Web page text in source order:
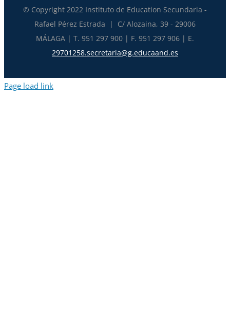
© Copyright 2022 Instituto de Education Secundaria -
Rafael Pérez Estrada | C/ Alozaina, 39 - 29006
MÁLAGA | T. 951 297 900 | F. 951 297 906 | E.
29701258.secretaria@g.educaand.es
Page load link